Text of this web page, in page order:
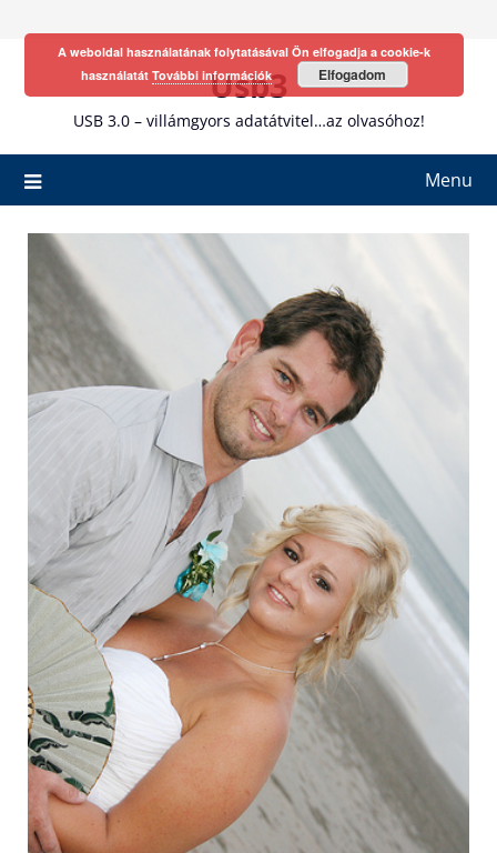
Usb3
USB 3.0 – villámgyors adatátvitel…az olvasóhoz!
Menu
A weboldal használatának folytatásával Ön elfogadja a cookie-k
használatát További információk Elfogadom